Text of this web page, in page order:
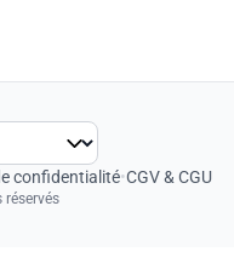
confidentialité•CGV & CGU
réservés